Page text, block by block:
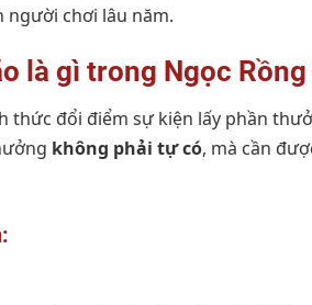
người chơi lâu năm.
là gì trong Ngọc Rồng
thức đổi điểm sự kiện lấy phần
không phải tự có, mà cần